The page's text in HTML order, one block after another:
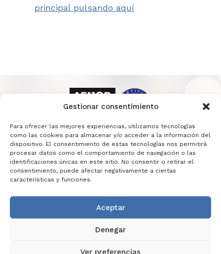
Gestionar consentimiento
Para ofrecer las mejores experiencias, utilizamos tecnologías
como las cookies para almacenar y/o acceder a la información del
dispositivo. El consentimiento de estas tecnologías nos permitirá
procesar datos como el comportamiento de navegación o las
identificaciones únicas en este sitio. No consentir o retirar el
consentimiento, puede afectar negativamente a ciertas
características y funciones.
Aceptar
Denegar
Ver preferencias
principal pulsando aquí
INFORMACIÓN LEGAL
POLÍTICA DE PRIVACIDAD
POLÍTICA DE SEGURIDAD